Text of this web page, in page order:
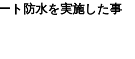
ト防水を実施した事